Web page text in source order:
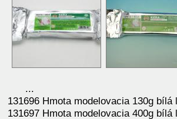
...
131696 Hmota modelovacia 130g bílá
131697 Hmota modelovacia 400g bílá